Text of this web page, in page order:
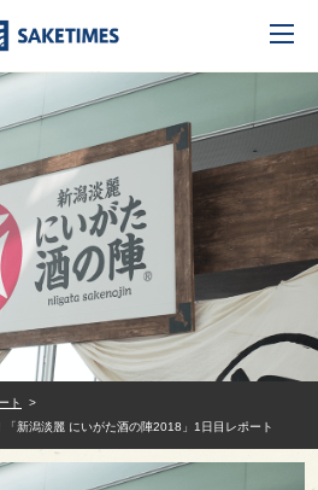
ト
「新潟淡麗 にいがた酒の陣2018」1日目レポート